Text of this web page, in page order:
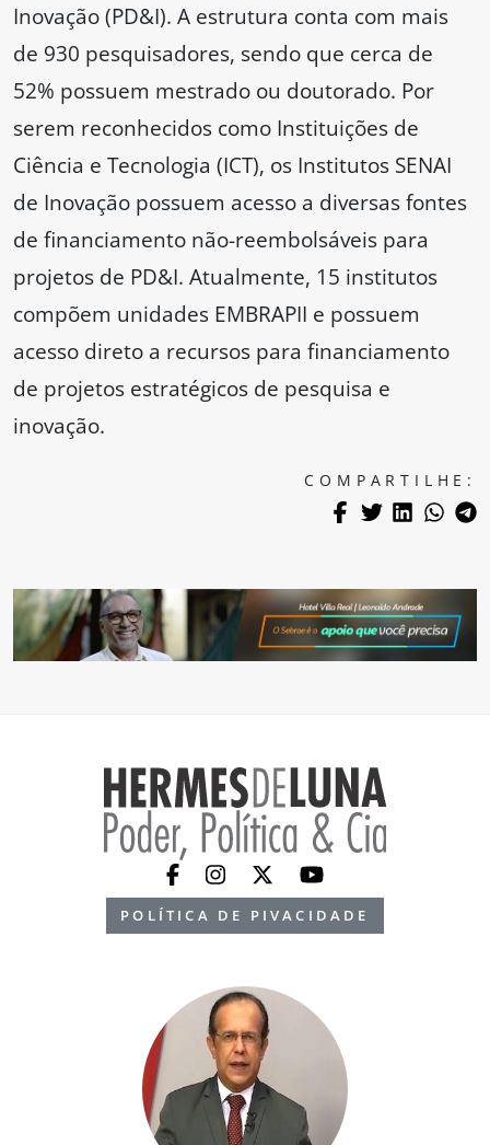
Inovação (PD&I). A estrutura conta com mais
de 930 pesquisadores, sendo que cerca de
52% possuem mestrado ou doutorado. Por
serem reconhecidos como Instituições de
Ciência e Tecnologia (ICT), os Institutos SENAI
de Inovação possuem acesso a diversas fontes
de financiamento não-reembolsáveis para
projetos de PD&I. Atualmente, 15 institutos
compõem unidades EMBRAPII e possuem
acesso direto a recursos para financiamento
de projetos estratégicos de pesquisa e
inovação.
COMPARTILHE:
POLÍTICA DE PIVACIDADE